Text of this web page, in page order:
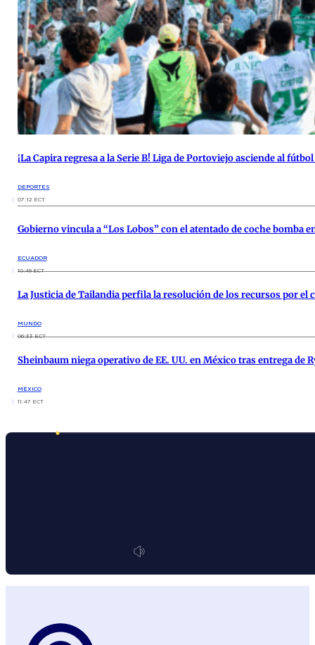
¡La Capira regresa a la Serie B! Liga de Portoviejo asciende al
DEPORTES
07:12 ECT
Gobierno vincula a “Los Lobos” con el atentado de coche bomba
ECUADOR
10:49 ECT
La Justicia de Tailandia perfila la resolución de los recursos por el
MUNDO
06:33 ECT
Sheinbaum niega operativo de EE. UU. en México tras entrega de
MÉXICO
11:47 ECT